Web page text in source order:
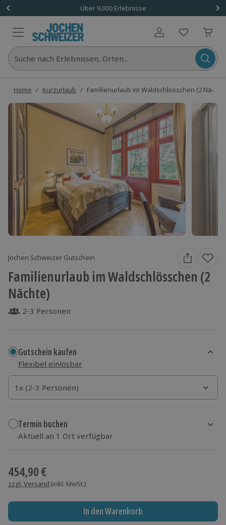
Über 9.000 Erlebnisse
Benutzerkonto
Suche nach Erlebnissen, Orten...
Home / Kurzurlaub / Familienurlaub im Waldschlösschen (2 Nächte)
Jochen Schweizer Gutschein
Familienurlaub im Waldschlösschen (2
Nächte)
2-3 Personen
Gutschein kaufen
Flexibel einlösbar
1x (2-3 Personen)
1x (2-3 Personen)
1x (2-3 Personen)
Termin buchen
Aktuell an 1 Ort verfügbar
454,90 €
zzgl. Versand (inkl. MwSt.)
In den Warenkorb